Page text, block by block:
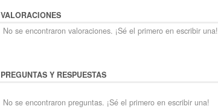
VALORACIONES
No se encontraron valoraciones. ¡Sé el primero en escribir una!
PREGUNTAS Y RESPUESTAS
No se encontraron preguntas. ¡Sé el primero en escribir una!